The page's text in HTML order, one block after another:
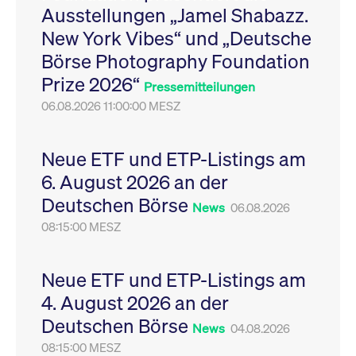
Ausstellungen „Jamel Shabazz.
New York Vibes“ und „Deutsche
Börse Photography Foundation
Prize 2026“ Pressemitteilungen
06.08.2026 11:00:00 MESZ
Neue ETF und ETP-Listings am
6. August 2026 an der
Deutschen Börse News 06.08.2026
08:15:00 MESZ
Neue ETF und ETP-Listings am
4. August 2026 an der
Deutschen Börse News 04.08.2026
08:15:00 MESZ
Leistung der Website
zu messen. Es handelt
sich um ein Muster-
Cookie, bei dem auf
das Präfix _pk_ses
eine kurze Reihe von
VISITOR_PRIVACY_METADATA
YouTube
.youtube.com
6
Monate
Dieses Cookie dient
Speicherung der
Einwilligungs- und
des Nutzers für ihre
Interaktion mit der
Sitzungen geehrt